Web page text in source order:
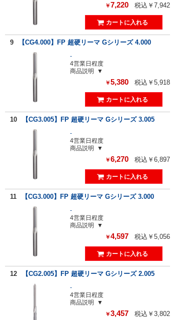
￥7,220 税込￥7,942
9 【CG4.000】FP 超硬リーマ Gシリーズ 4.000
-
4営業日程度
商品説明
￥5,380 税込￥5,918
10 【CG3.005】FP 超硬リーマ Gシリーズ 3.005
-
4営業日程度
商品説明
￥6,270 税込￥6,897
11 【CG3.000】FP 超硬リーマ Gシリーズ 3.000
-
4営業日程度
商品説明
￥4,597 税込￥5,056
12 【CG2.005】FP 超硬リーマ Gシリーズ 2.005
-
4営業日程度
商品説明
￥3,457 税込￥3,802